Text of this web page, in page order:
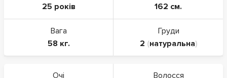
25 років
162 см.
Вага
58 кг.
Груди
2 (натуральна)
Очі
Волосся